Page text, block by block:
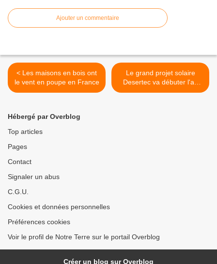
Ajouter un commentaire
< Les maisons en bois ont
le vent en poupe en France
Le grand projet solaire
Desertec va débuter l'an
prochain au Maroc >
Hébergé par Overblog
Top articles
Pages
Contact
Signaler un abus
C.G.U.
Cookies et données personnelles
Préférences cookies
Voir le profil de Notre Terre sur le portail Overblog
Créer un blog sur Overblog